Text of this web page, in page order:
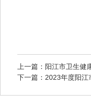
上一篇：阳江市卫生
下一篇：2023年度阳